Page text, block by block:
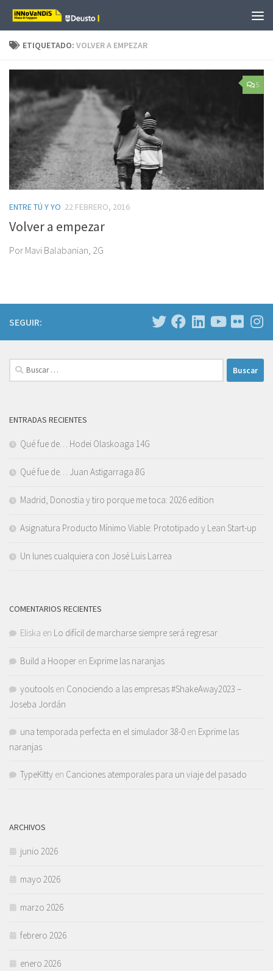
Saltar al contenido
ETIQUETADO: VOLVER A EMPEZAR
5
ENTRE TÚ Y YO 22 FEBRERO, 2016
Volver a empezar
Por Mavi Balabanian, 2G
SEGUIR:
Buscar:
ENTRADAS RECIENTES
Qué fue de… Hodei Olaskoaga 14G
Qué fue de… Juan Astigarraga 8G
Madrid, Donostia y tiro porque me toca: 2026 edition
Asignatura Producto Mínimo Viable: Prototipado y Lean Start-up
Un lunes cualquiera con José Luis Larrea
COMENTARIOS RECIENTES
Eliska en Lo difícil de marcharse siempre será regresar
Build a Hooper en Exprime las naranjas
youtools en Conociendo a las empresas #ShakeAway2023 –
Joseba Jordán
una temporada perfecta en el simulador 38-0 en Exprime las
naranjas
TypeKitty en Canciones atemporales para un viaje del pasado
ARCHIVOS
junio 2026
mayo 2026
marzo 2026
febrero 2026
enero 2026